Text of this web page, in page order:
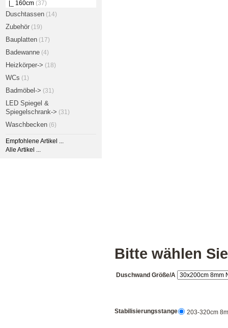
|_ 160cm(37)
Duschtassen(14)
Zubehör(19)
Bauplatten(17)
Badewanne(4)
Heizkörper-> (18)
WCs (1)
Badmöbel-> (31)
LED Spiegel &
Spiegelschrank-> (31)
Waschbecken(6)
Empfohlene Artikel ...
Alle Artikel ...
Bitte wählen
Duschwand Größe/A
Stabilisierungsstange 203-320cm